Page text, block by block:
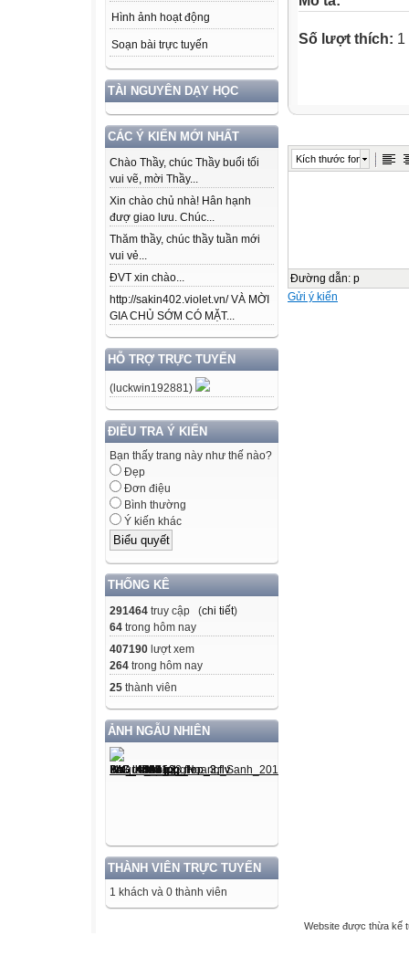
Hình ảnh hoạt động
Soạn bài trực tuyến
TÀI NGUYÊN DẠY HỌC
CÁC Ý KIẾN MỚI NHẤT
Chào Thầy, chúc Thầy buổi tối
vui vẽ, mời Thầy...
Xin chào chủ nhà! Hân hạnh
đượ giao lưu. Chúc...
Thăm thầy, chúc thầy tuần mới
vui vẻ...
ĐVT xin chào...
http://sakin402.violet.vn/ VÀ MỜI
GIA CHỦ SỚM CÓ MẶT...
HỖ TRỢ TRỰC TUYẾN
(luckwin192881)
ĐIỀU TRA Ý KIẾN
Bạn thấy trang này như thế nào?
Đẹp
Đơn điệu
Bình thường
Ý kiến khác
THỐNG KÊ
291464 truy cập (chi tiết)
64 trong hôm nay
407190 lượt xem
264 trong hôm nay
25 thành viên
ẢNH NGẪU NHIÊN
THÀNH VIÊN TRỰC TUYẾN
1 khách và 0 thành viên
Số lượt thích: 1
Kích thước font
Đường dẫn: p
Gửi ý kiến
Website được thừa kế